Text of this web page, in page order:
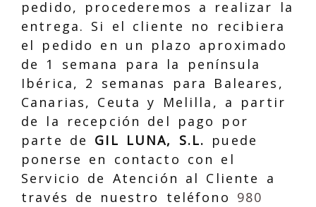
pedido, procederemos a realizar la
entrega. Si el cliente no recibiera
el pedido en un plazo aproximado
de 1 semana para la península
Ibérica, 2 semanas para Baleares,
Canarias, Ceuta y Melilla, a partir
de la recepción del pago por
parte de GIL LUNA, S.L. puede
ponerse en contacto con el
Servicio de Atención al Cliente a
través de nuestro teléfono 980